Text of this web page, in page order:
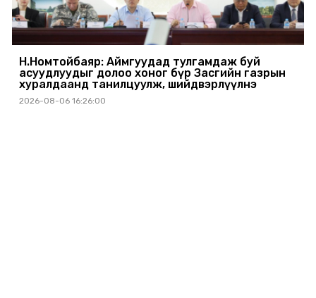
Н.Номтойбаяр: Аймгуудад тулгамдаж буй
асуудлуудыг долоо хоног бүр Засгийн газрын
хуралдаанд танилцуулж, шийдвэрлүүлнэ
2026-08-06 16:26:00